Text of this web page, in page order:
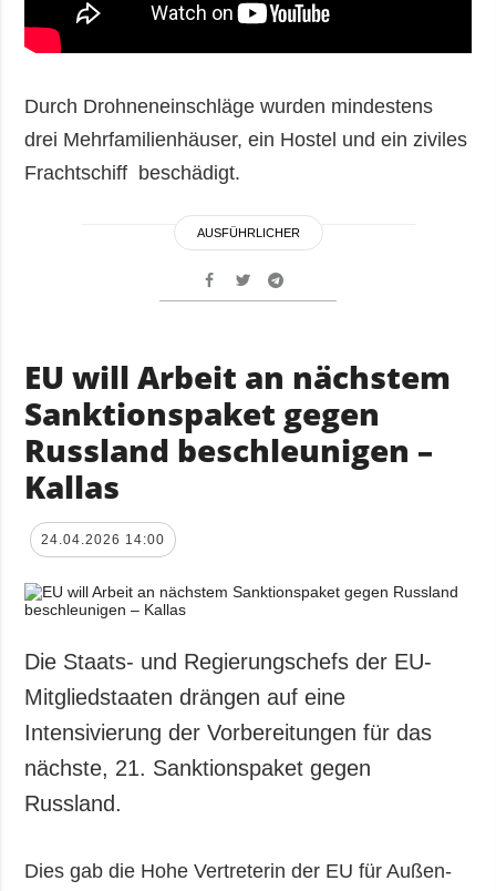
Durch Drohneneinschläge wurden mindestens
drei Mehrfamilienhäuser, ein Hostel und ein ziviles
Frachtschiff beschädigt.
AUSFÜHRLICHER
EU will Arbeit an nächstem
Sanktionspaket gegen
Russland beschleunigen –
Kallas
24.04.2026 14:00
Die Staats- und Regierungschefs der EU-
Mitgliedstaaten drängen auf eine
Intensivierung der Vorbereitungen für das
nächste, 21. Sanktionspaket gegen
Russland.
Dies gab die Hohe Vertreterin der EU für Außen-